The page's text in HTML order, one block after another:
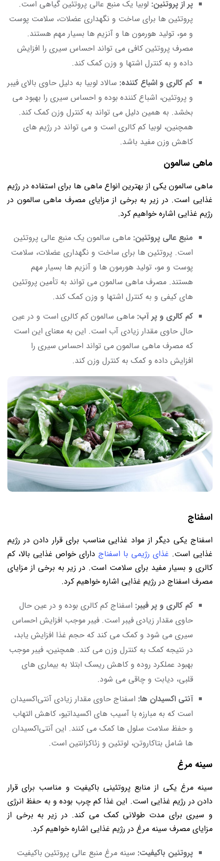
پر از پروتئین: لوبیا یک منبع عالی پروتئین گیاهی است.
پروتئین‌ ها برای ساخت و نگهداری عضلات، سلامت پوست
و مو، تولید هورمون‌ ها و آنزیم‌ ها بسیار مهم هستند.
مصرف پروتئین کافی می ‌تواند احساس سیری را افزایش
داده و به کنترل اشتها و وزن کمک کند.
کم کالری و اشباع کننده: سالاد لوبیا به دلیل حاوی بالای فیبر
و پروتئین، اشباع کننده بوده و احساس سیری را بهبود می
‌بخشد. به همین دلیل می ‌تواند به کنترل وزن کمک کند.
همچنین، لوبیا کم کالری است و می ‌تواند در رژیم‌ های
کاهش وزن مفید باشد.
ماهی سالمون
ماهی سالمون یکی از بهترین انواع ماهی ‌ها برای استفاده در رژیم
غذایی است. در زیر به برخی از مزایای مصرف ماهی سالمون در
رژیم غذایی اشاره خواهیم کرد.
منبع عالی پروتئین: ماهی سالمون یک منبع عالی پروتئین
است. پروتئین‌ ها برای ساخت و نگهداری عضلات، سلامت
پوست و مو، تولید هورمون‌ ها و آنزیم‌ ها بسیار مهم
هستند. مصرف ماهی سالمون می ‌تواند به تأمین پروتئین
‌های کیفی و به کنترل اشتها و وزن کمک کند.
کم کالری و پر آب: ماهی سالمون کم کالری است و در عین
حال حاوی مقدار زیادی آب است. این به معنای این است
که مصرف ماهی سالمون می ‌تواند احساس سیری را
افزایش داده و کمک به کنترل وزن کند.
اسفناج
اسفناج یکی دیگر از مواد غذایی مناسب برای قرار دادن در رژیم
غذایی است. غذای رژیمی با اسفناج دارای خواص غذایی بالا، کم
کالری و بسیار مفید برای سلامت است. در زیر به برخی از مزایای
مصرف اسفناج در رژیم غذایی اشاره خواهیم کرد.
کم کالری و پر فیبر: اسفناج کم کالری بوده و در عین حال
حاوی مقدار زیادی فیبر است. فیبر موجب افزایش احساس
سیری می ‌شود و کمک می‌ کند که حجم غذا افزایش یابد،
در نتیجه کمک به کنترل وزن می‌ کند. همچنین، فیبر موجب
بهبود عملکرد روده و کاهش ریسک ابتلا به بیماری ‌های
قلبی، دیابت و چاقی می‌ شود.
آنتی‌ اکسیدان‌ ها: اسفناج حاوی مقدار زیادی آنتی‌اکسیدان
است که به مبارزه با آسیب ‌های اکسیداتیو، کاهش التهاب
و حفظ سلامت سلول‌ ها کمک می‌ کنند. این آنتی‌اکسیدان‌
ها شامل بتاکاروتن، لوتئین و زئاکزانتین است.
سینه مرغ
سینه مرغ یکی از منابع پروتئینی باکیفیت و مناسب برای قرار
دادن در رژیم غذایی است. این غذا کم چرب بوده و به حفظ انرژی
و سیری برای مدت طولانی کمک می‌ کند. در زیر به برخی از
مزایای مصرف سینه مرغ در رژیم غذایی اشاره خواهیم کرد.
پروتئین باکیفیت: سینه مرغ منبع عالی پروتئین باکیفیت